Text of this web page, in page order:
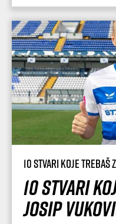
10 stvari koje trebaš
10 stvari
Josip